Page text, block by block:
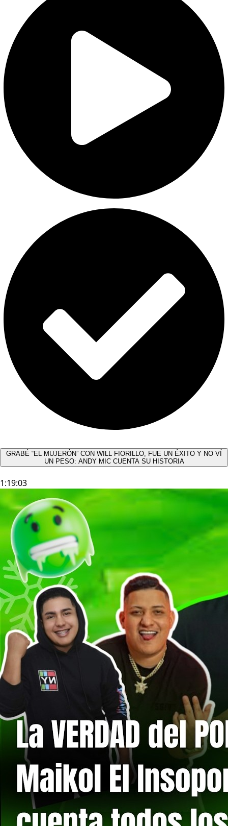
GRABÉ “EL MUJERÓN” CON WILL FIORILLO, FUE UN ÉXITO Y NO VÍ
UN PESO: ANDY MIC CUENTA SU HISTORIA
1:19:03